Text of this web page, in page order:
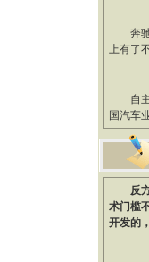
奔驰
上有了
自主
国汽车
反
术门槛
开发的